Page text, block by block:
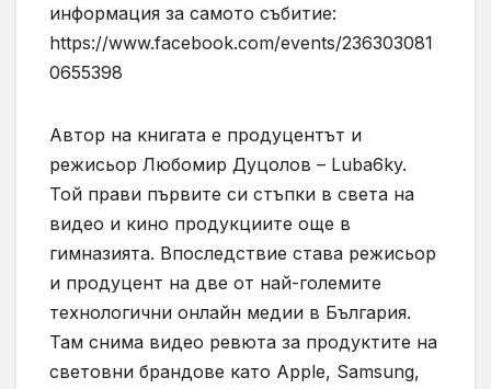
информация за самото събитие:
https://www.facebook.com/events/236303081
0655398
Автор на книгата е продуцентът и
режисьор Любомир Дуцолов – Luba6ky.
Той прави първите си стъпки в света на
видео и кино продукциите още в
гимназията. Впоследствие става режисьор
и продуцент на две от най-големите
технологични онлайн медии в България.
Там снима видео ревюта за продуктите на
световни брандове като Apple, Samsung,